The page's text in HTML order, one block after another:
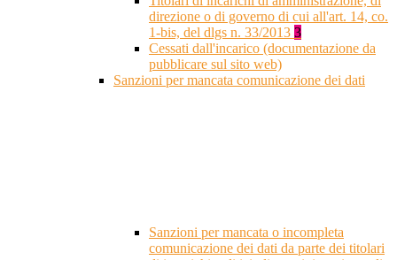
direzione o di governo di cui all'art. 14, co.
1-bis, del dlgs n. 33/2013 3
Cessati dall'incarico (documentazione da
pubblicare sul sito web)
Sanzioni per mancata comunicazione dei dati
Sanzioni per mancata o incompleta
comunicazione dei dati da parte dei titolari